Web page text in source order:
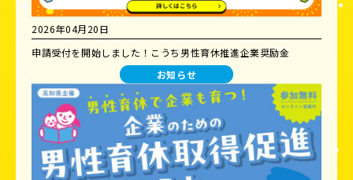
2026年04月20日
申請受付を開始しました！こうち男性育休推進企業奨励金
お知らせ